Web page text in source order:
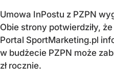
Umowa InPostu z PZPN
Obie strony potwierdziły,
Portal SportMarketing.pl
w budżecie PZPN może
zł rocznie.